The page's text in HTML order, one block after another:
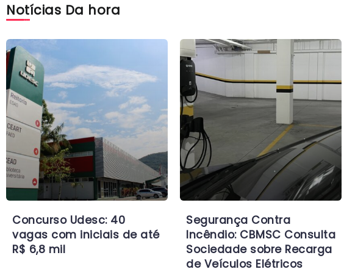
Notícias Da hora
Concurso Udesc: 40
vagas com iniciais de até
R$ 6,8 mil
Segurança Contra
Incêndio: CBMSC Consulta
Sociedade sobre Recarga
de Veículos Elétricos